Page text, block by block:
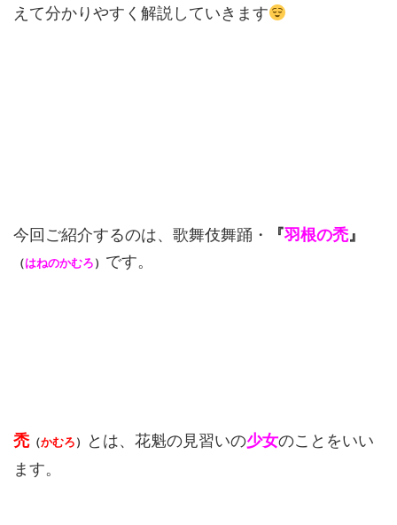
えて分かりやすく解説していきます
今回ご紹介するのは、歌舞伎舞踊・ 『羽根の禿』
（はねのかむろ ） です。
禿（かむろ ） とは、花魁の見習いの少女のことをいい
ます。